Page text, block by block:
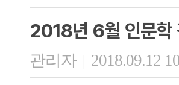
2018년 6월 인문학
관리자 | 2018.09.12